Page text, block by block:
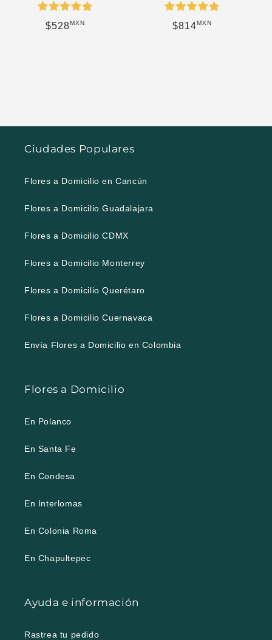
Precio habitual
$528MXN Precio habitual
$814MXN
Ciudades Populares
Flores a Domicilio en Cancún
Flores a Domicilio Guadalajara
Flores a Domicilio CDMX
Flores a Domicilio Monterrey
Flores a Domicilio Querétaro
Flores a Domicilio Cuernavaca
Envía Flores a Domicilio en Colombia
Flores a Domicilio
En Polanco
En Santa Fe
En Condesa
En Interlomas
En Colonia Roma
En Chapultepec
Ayuda e información
Rastrea tu pedido